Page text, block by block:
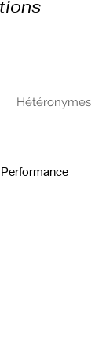
Hétéronymes
Performance